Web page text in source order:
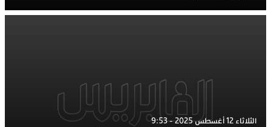
الثلاثاء 12 أغسطس 2025 - 9:53